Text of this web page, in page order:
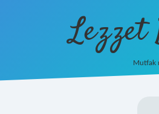
Lezzet
Mutfak